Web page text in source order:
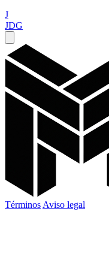
J
JDG
Términos Aviso legal